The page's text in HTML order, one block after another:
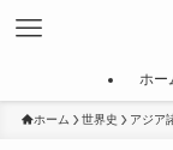
ホー
ホーム 世界史 アジア